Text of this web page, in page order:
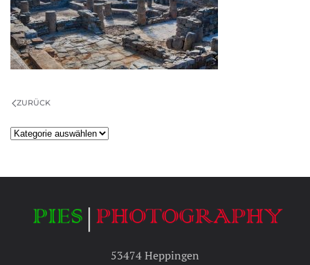
ZURÜCK
Kategorien
53474 Heppingen